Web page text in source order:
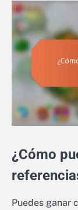
¿Cómo
Puedes ganar